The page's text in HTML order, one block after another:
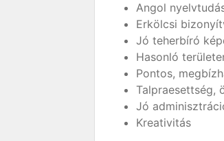
Angol
Erkölcsi
Jó teherbíró
Hasonló
Pontos,
Talpraesettség,
Jó
Kreativitás